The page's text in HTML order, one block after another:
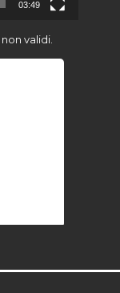
03:49
validi.